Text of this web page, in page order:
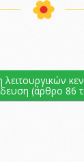
λειτουργικών
(άρθρο 86